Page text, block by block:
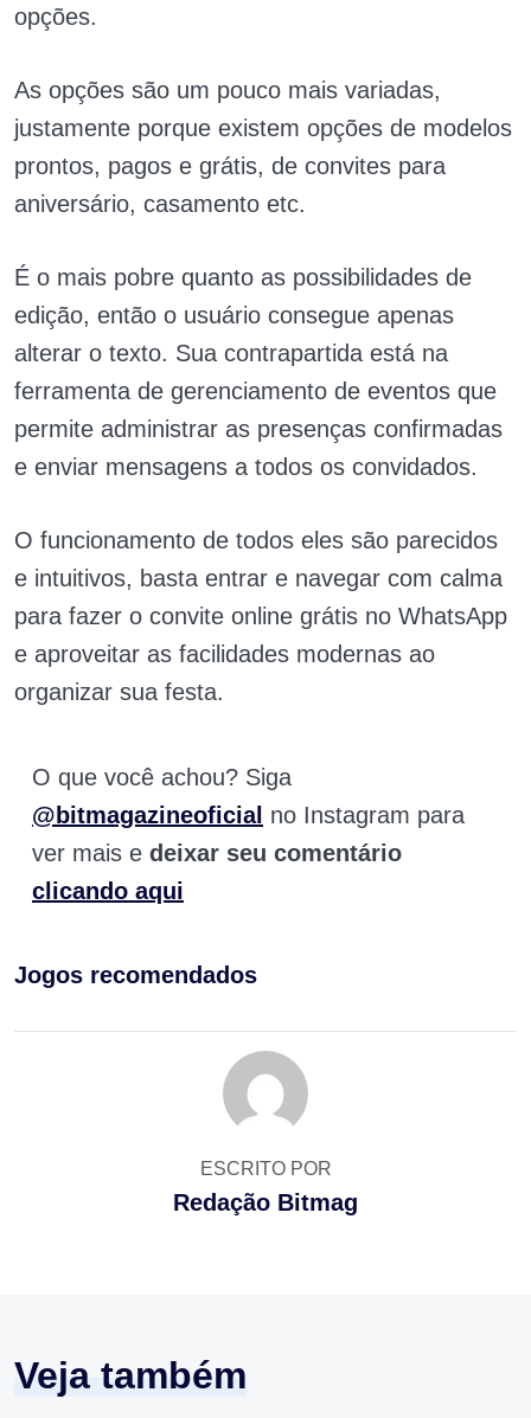
opções.
As opções são um pouco mais variadas,
justamente porque existem opções de modelos
prontos, pagos e grátis, de convites para
aniversário, casamento etc.
É o mais pobre quanto as possibilidades de
edição, então o usuário consegue apenas
alterar o texto. Sua contrapartida está na
ferramenta de gerenciamento de eventos que
permite administrar as presenças confirmadas
e enviar mensagens a todos os convidados.
O funcionamento de todos eles são parecidos
e intuitivos, basta entrar e navegar com calma
para fazer o convite online grátis no WhatsApp
e aproveitar as facilidades modernas ao
organizar sua festa.
O que você achou? Siga
@bitmagazineoficial no Instagram para
ver mais e deixar seu comentário
clicando aqui
Jogos recomendados
ESCRITO POR
Redação Bitmag
Veja também